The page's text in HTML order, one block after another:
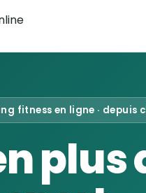
fitness en ligne · depuis
plus